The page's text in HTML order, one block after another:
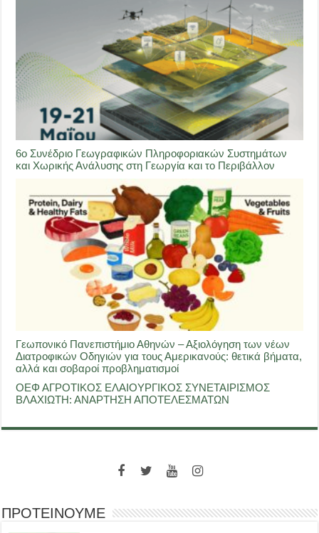
6ο Συνέδριο Γεωγραφικών Πληροφοριακών Συστημάτων
και Χωρικής Ανάλυσης στη Γεωργία και το Περιβάλλον
Γεωπονικό Πανεπιστήμιο Αθηνών – Αξιολόγηση των νέων
Διατροφικών Οδηγιών για τους Αμερικανούς: θετικά βήματα,
αλλά και σοβαροί προβληματισμοί
ΟΕΦ ΑΓΡΟΤΙΚΟΣ ΕΛΑΙΟΥΡΓΙΚΟΣ ΣΥΝΕΤΑΙΡΙΣΜΟΣ
ΒΛΑΧΙΩΤΗ: ΑΝΑΡΤΗΣΗ ΑΠΟΤΕΛΕΣΜΑΤΩΝ
ΠΡΟΤΕΙΝΟΥΜΕ